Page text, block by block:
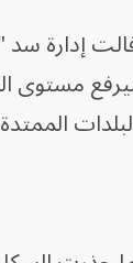
مستوى